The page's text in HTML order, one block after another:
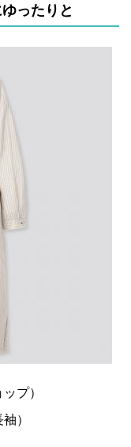
ったりと
プ）
）